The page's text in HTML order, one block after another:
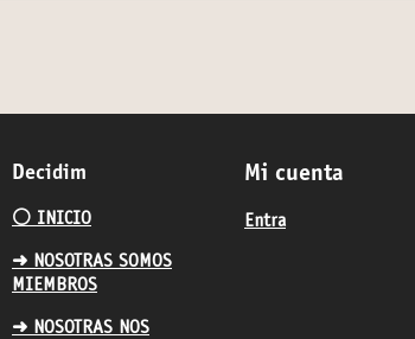
Decidim
⚪️ INICIO
➜ NOSOTRAS SOMOS
MIEMBROS
➜ NOSOTRAS NOS
Mi cuenta
Entra